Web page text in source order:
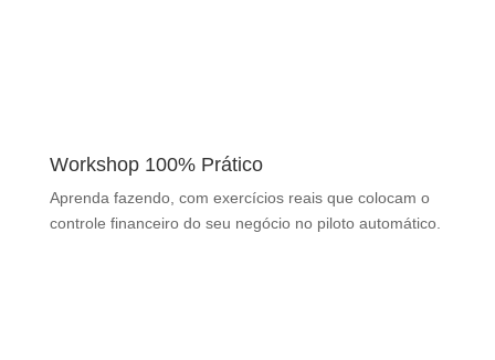
Workshop 100% Prático
Aprenda fazendo, com exercícios reais que colocam o
controle financeiro do seu negócio no piloto automático.